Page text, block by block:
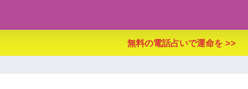
無料の電話占いで運命を >>